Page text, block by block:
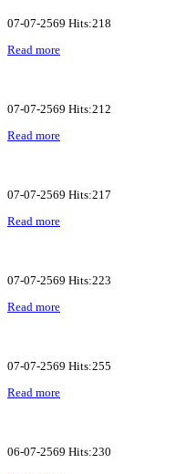
07-07-2569 Hits:218
Read more
07-07-2569 Hits:212
Read more
07-07-2569 Hits:217
Read more
07-07-2569 Hits:223
Read more
07-07-2569 Hits:255
Read more
06-07-2569 Hits:230